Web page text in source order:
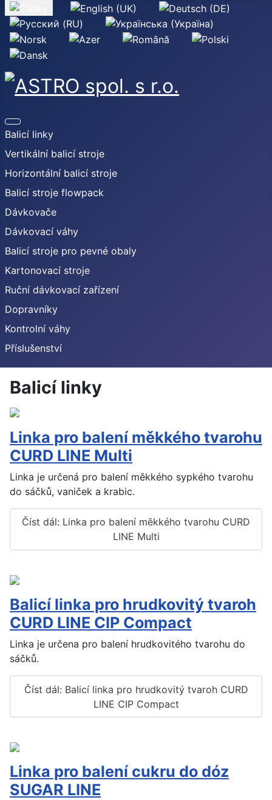
Zvolte jazyk
Balicí linky
Vertikální balicí stroje
Horizontální balicí stroje
Balicí stroje flowpack
Dávkovače
Dávkovací váhy
Balicí stroje pro pevné obaly
Kartonovací stroje
Ruční dávkovací zařízení
Dopravníky
Kontrolní váhy
Příslušenství
Balicí linky
Linka pro balení měkkého tvarohu
CURD LINE Multi
Linka je určená pro balení měkkého sypkého tvarohu
do sáčků, vaniček a krabic.
Číst dál: Linka pro balení měkkého tvarohu CURD
LINE Multi
Balicí linka pro hrudkovitý tvaroh
CURD LINE CIP Compact
Linka je určena pro balení hrudkovitého tvarohu do
sáčků.
Číst dál: Balicí linka pro hrudkovitý tvaroh CURD
LINE CIP Compact
Linka pro balení cukru do dóz
SUGAR LINE